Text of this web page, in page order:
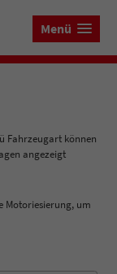
Menü
aus!
können
angezeigt
Motoriesierung, um